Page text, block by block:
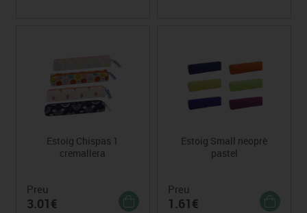
Estoig Chispas 1
cremallera
Preu
3.01€
Estoig Small neoprè
pastel
Preu
1.61€